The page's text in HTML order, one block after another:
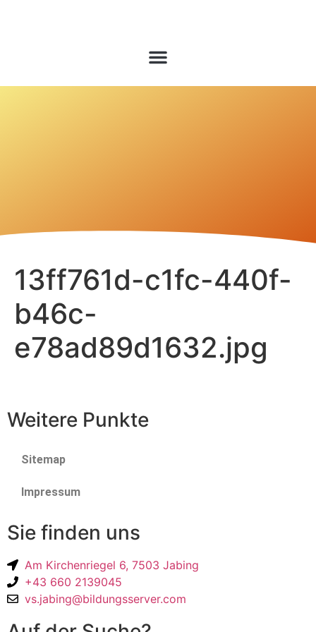
13ff761d-c1fc-440f-
b46c-
e78ad89d1632.jpg
Weitere Punkte
Sitemap
Impressum
Sie finden uns
Am Kirchenriegel 6, 7503 Jabing
+43 660 2139045
vs.jabing@bildungsserver.com